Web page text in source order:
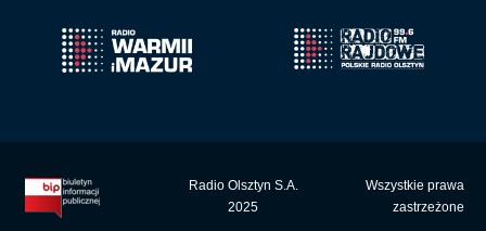
Radio Olsztyn S.A.
2025
Wszystkie prawa
zastrzeżone